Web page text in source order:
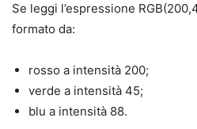
Se leggi l’espressione
formato da:
rosso a intensità 200;
verde a intensità 45;
blu a intensità 88.